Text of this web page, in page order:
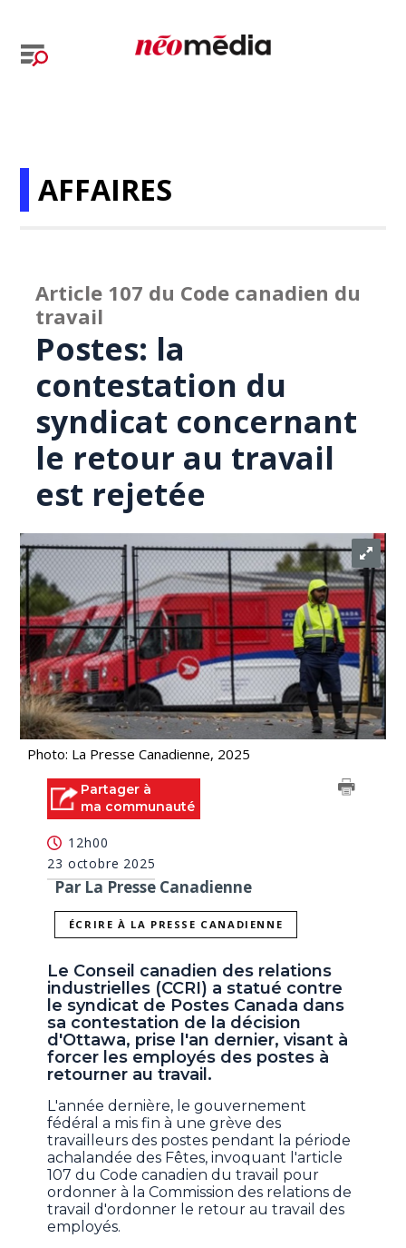
AFFAIRES
Article 107 du Code canadien du
travail
Postes: la
contestation du
syndicat concernant
le retour au travail
est rejetée
Photo: La Presse Canadienne, 2025
Partager à
ma communauté
12h00
23 octobre 2025
Par La Presse Canadienne
ÉCRIRE À LA PRESSE CANADIENNE
Le Conseil canadien des relations
industrielles (CCRI) a statué contre
le syndicat de Postes Canada dans
sa contestation de la décision
d'Ottawa, prise l'an dernier, visant à
forcer les employés des postes à
retourner au travail.
L'année dernière, le gouvernement
fédéral a mis fin à une grève des
travailleurs des postes pendant la période
achalandée des Fêtes, invoquant l'article
107 du Code canadien du travail pour
ordonner à la Commission des relations de
travail d'ordonner le retour au travail des
employés.